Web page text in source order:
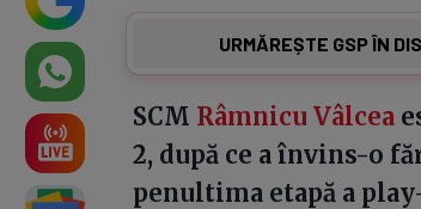
URMĂREȘTE GSP ÎN
SCM Râmnicu Vâlcea
2, după ce a învins-o
penultima etapă a